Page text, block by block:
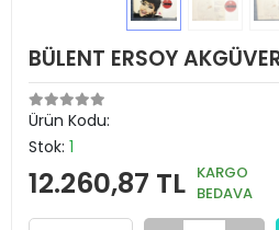
BÜLENT ERSOY
Ürün Kodu:
Stok: 1
12.260,87 TL KARGO
BEDAVA